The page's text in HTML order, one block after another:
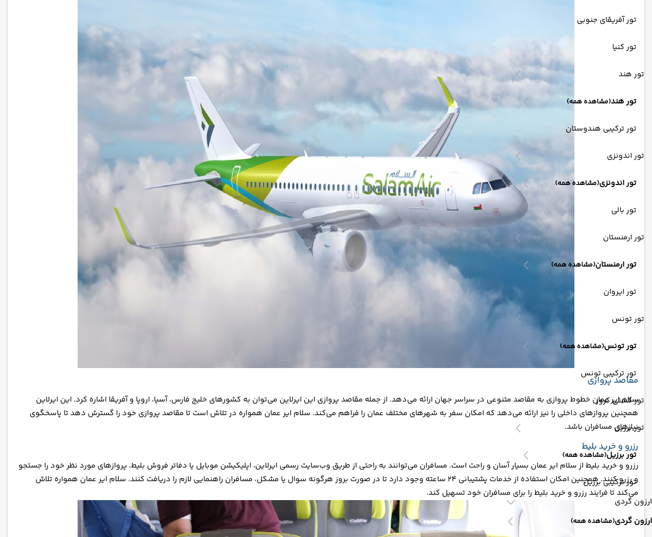
تور آفریقای جنوبی
تور کنیا
تور هند
تور هند(مشاهده همه)
تور ترکیبی هندوستان
تور اندونزی
تور اندونزی(مشاهده همه)
تور بالی
تور ارمنستان
تور ارمنستان(مشاهده همه)
تور ایروان
تور تونس
تور تونس(مشاهده همه)
تور ترکیبی تونس
تور کشتی کروز
تور برزیل
تور برزیل(مشاهده همه)
تور ترکیبی برزیل
ارزون گردی
ارزون گردی(مشاهده همه)
مقاصد پروازی
سلام ایر عمان خطوط پروازی به مقاصد متنوعی در سراسر جهان ارائه می‌دهد. از جمله مقاصد پروازی این ایرلاین می‌توان به کشورهای خلیج فارس، آسیا، اروپا و آفریقا اشاره کرد. این ایرلاین
همچنین پروازهای داخلی را نیز ارائه می‌دهد که امکان سفر به شهرهای مختلف عمان را فراهم می‌کند. سلام ایر عمان همواره در تلاش است تا مقاصد پروازی خود را گسترش دهد تا پاسخگوی
نیازهای مسافران باشد.
رزرو و خرید بلیط
رزرو و خرید بلیط از سلام ایر عمان بسیار آسان و راحت است. مسافران می‌توانند به راحتی از طریق وب‌سایت رسمی ایرلاین، اپلیکیشن موبایل یا دفاتر فروش بلیط، پروازهای مورد نظر خود را جستجو
و رزرو کنند. همچنین امکان استفاده از خدمات پشتیبانی 24 ساعته وجود دارد تا در صورت بروز هرگونه سوال یا مشکل، مسافران راهنمایی لازم را دریافت کنند. سلام ایر عمان همواره تلاش
می‌کند تا فرایند رزرو و خرید بلیط را برای مسافران خود تسهیل کند.